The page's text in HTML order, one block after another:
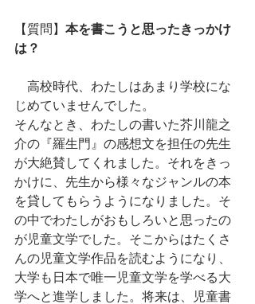
【質問】 本を書こうと思ったきっかけ
は？
高校時代、わたしはあまり学校にな
じめていませんでした。
そんなとき、わたしの書いた芥川龍之
介の『羅生門』の感想文を担任の先生
が大絶賛してくれました。それをきっ
かけに、先生から様々なジャンルの本
を貸してもらうようになりました。そ
の中でわたしがおもしろいと思ったの
が児童文学でした。そこからはたくさ
んの児童文学作品を読むようになり、
大学も日本で唯一児童文学を学べる大
学へと進学しました。将来は、児童書